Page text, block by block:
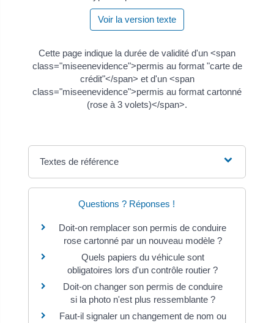
Voir la version texte
Cette page indique la durée de validité d'un <span
class="miseenevidence">permis au format "carte de
crédit"</span> et d'un <span
class="miseenevidence">permis au format cartonné
(rose à 3 volets)</span>.
Textes de référence
Questions ? Réponses !
Doit-on remplacer son permis de conduire
rose cartonné par un nouveau modèle ?
Quels papiers du véhicule sont
obligatoires lors d'un contrôle routier ?
Doit-on changer son permis de conduire
si la photo n'est plus ressemblante ?
Faut-il signaler un changement de nom ou